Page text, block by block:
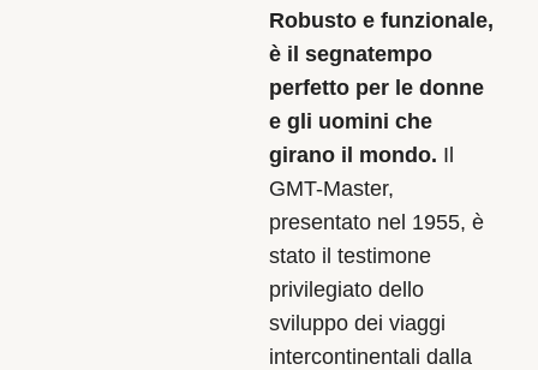
Robusto e funzionale,
è il segnatempo
perfetto per le donne
e gli uomini che
girano il mondo. Il
GMT-Master,
presentato nel 1955, è
stato il testimone
privilegiato dello
sviluppo dei viaggi
intercontinentali dalla